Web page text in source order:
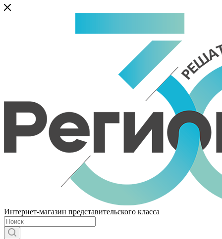
Интернет-магазин представительского класса